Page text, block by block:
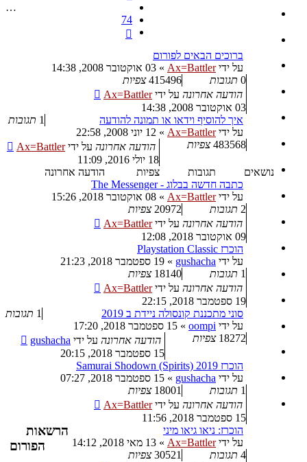
…
74
הבא
ברוכים הבאים לפורום
על ידיAx=Battler
» 03 אוקטובר 2008, 14:38
0 תגובות 415496 צפיות
הודעה אחרונה על ידיAx=Battler
03 אוקטובר 2008, 14:38
איך להוסיף וידאו או תמונה להודעה
על ידיAx=Battler
» 12 יוני 2008, 22:58
1 תגובות
483568 צפיות הודעה אחרונה על ידיAx=Battler
18 יולי 2016, 11:09
נושאים
תגובות צפיות
הודעה אחרונה
כתבה חדשה בבלוג - The Messenger
על ידיAx=Battler
» 08 אוקטובר 2018, 15:26
2 תגובות 20972 צפיות
הודעה אחרונה על ידיAx=Battler
09 אוקטובר 2018, 12:08
הוכרז Playstation Classic
על ידי gushacha
» 19 ספטמבר 2018, 21:23
1 תגובות 18140 צפיות
הודעה אחרונה על ידיAx=Battler
19 ספטמבר 2018, 22:15
סוני מתכננת קונסולה ניידת ב 2019
על ידי oompi
» 15 ספטמבר 2018, 17:20
1 תגובות
18272 צפיות הודעה אחרונה על ידי gushacha
15 ספטמבר 2018, 20:15
הוכרז Samurai Shodown (Spirits) 2019
על ידי gushacha
» 15 ספטמבר 2018, 07:27
1 תגובות 18001 צפיות
הודעה אחרונה על ידיAx=Battler
15 ספטמבר 2018, 11:56
הוכרז: ניאו גיאו מיני
על ידיAx=Battler
» 13 מאי 2018, 14:12
4 תגובות 30521 צפיות
הרשאות
הפורום